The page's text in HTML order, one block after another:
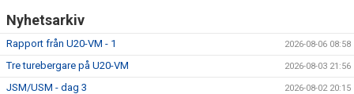
Nyhetsarkiv
Rapport från U20-VM - 1 2026-08-06 08:58
Tre turebergare på U20-VM 2026-08-03 21:56
JSM/USM - dag 3 2026-08-02 20:15